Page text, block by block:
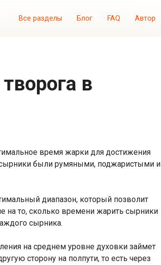
Все разделы Блог FAQ Автор
время жарки для достижения
сырники были румяными, поджаристыми и
диапазон, который позволит
на то, сколько времени жарить сырники
сырника.
на среднем уровне духовки займет
сторону на полпути, то есть через